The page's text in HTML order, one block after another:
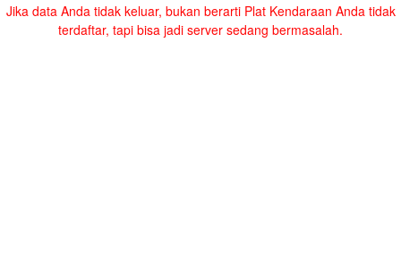
Jika data Anda tidak keluar, bukan berarti Plat Kendaraan Anda tidak
terdaftar, tapi bisa jadi server sedang bermasalah.